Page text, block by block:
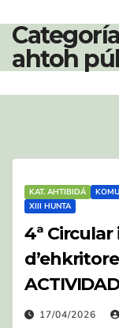
ahtoh
KAT. AHTIBIDÁ
XIII HUNTA
4ª
17/04/2026